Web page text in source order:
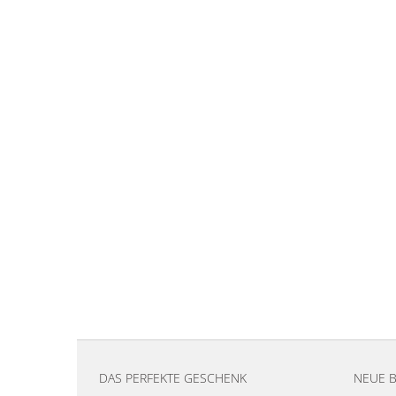
DAS PERFEKTE GESCHENK
NEUE